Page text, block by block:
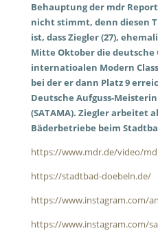
Behauptung der mdr
nicht stimmt, denn diesen
ist, dass Ziegler (27),
Mitte Oktober die
internatioalen Modern
bei der er dann Platz 9
Deutsche Aufguss-
(SATAMA). Ziegler arbeitet
Bäderbetriebe beim
https://www.mdr.de/video/
https://stadtbad-doebeln.de/
https://www.instagram.com/
https://www.instagram.com/